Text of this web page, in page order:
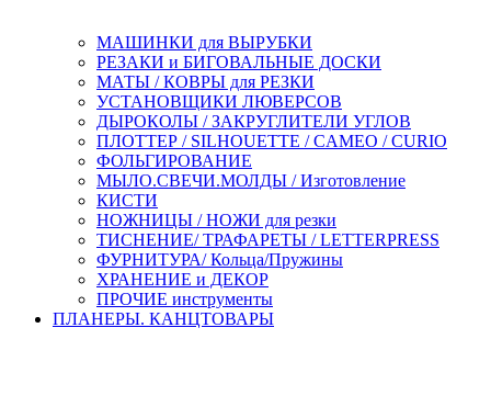
МАШИНКИ для ВЫРУБКИ
РЕЗАКИ и БИГОВАЛЬНЫЕ ДОСКИ
МАТЫ / КОВРЫ для РЕЗКИ
УСТАНОВЩИКИ ЛЮВЕРСОВ
ДЫРОКОЛЫ / ЗАКРУГЛИТЕЛИ УГЛОВ
ПЛОТТЕР / SILHOUETTE / CAMEO / CURIO
ФОЛЬГИРОВАНИЕ
МЫЛО.СВЕЧИ.МОЛДЫ / Изготовление
КИСТИ
НОЖНИЦЫ / НОЖИ для резки
ТИСНЕНИЕ/ ТРАФАРЕТЫ / LETTERPRESS
ФУРНИТУРА/ Кольца/Пружины
ХРАНЕНИЕ и ДЕКОР
ПРОЧИЕ инструменты
ПЛАНЕРЫ. КАНЦТОВАРЫ